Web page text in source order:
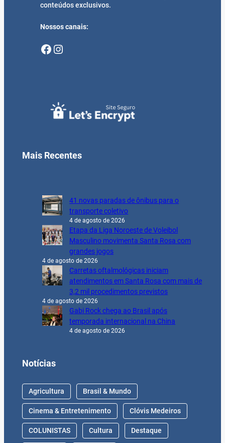
conteúdos exclusivos.
Nossos canais:
Facebook Instagram
Mais Recentes
41 novas paradas de ônibus para o
transporte coletivo
4 de agosto de 2026
Etapa da Liga Noroeste de Voleibol
Masculino movimenta Santa Rosa com
grandes jogos
4 de agosto de 2026
Carretas oftalmológicas iniciam
atendimentos em Santa Rosa com mais de
3,2 mil procedimentos previstos
4 de agosto de 2026
Gabi Rock chega ao Brasil após
temporada internacional na China
4 de agosto de 2026
Notícias
Agricultura Brasil & Mundo
Cinema & Entretenimento Clóvis Medeiros
COLUNISTAS Cultura Destaque